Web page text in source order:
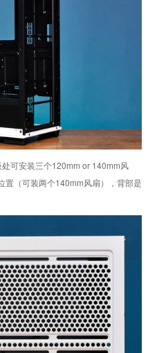
可安装三个120mm or 140mm风
置（可装两个140mm风扇），背部是